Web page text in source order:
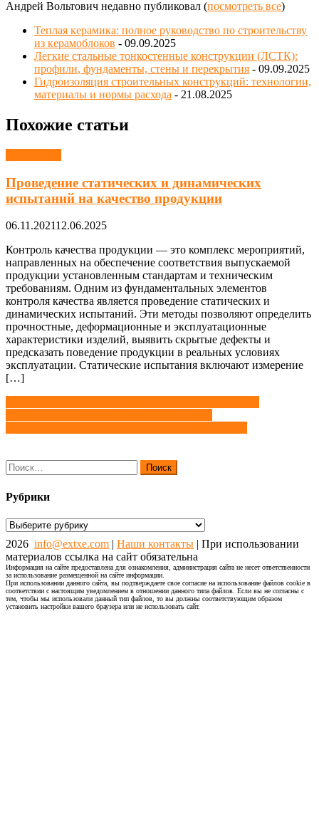
Андрей Вольтович недавно публиковал (посмотреть все)
Теплая керамика: полное руководство по строительству
из керамоблоков - 09.09.2025
Легкие стальные тонкостенные конструкции (ЛСТК):
профили, фундаменты, стены и перекрытия - 09.09.2025
Гидроизоляция строительных конструкций: технологии,
материалы и нормы расхода - 21.08.2025
Похожие статьи
Проведение статических и динамических
испытаний на качество продукции
06.11.202112.06.2025
Контроль качества продукции — это комплекс мероприятий,
направленных на обеспечение соответствия выпускаемой
продукции установленным стандартам и техническим
требованиям. Одним из фундаментальных элементов
контроля качества является проведение статических и
динамических испытаний. Эти методы позволяют определить
прочностные, деформационные и эксплуатационные
характеристики изделий, выявить скрытые дефекты и
предсказать поведение продукции в реальных условиях
эксплуатации. Статические испытания включают измерение
[…]
Навигация
по
Найти:
Рубрики
Рубрики
2026 info@extxe.com | Наши контакты | При использовании
материалов ссылка на сайт обязательна
Информация на сайте предоставлена для ознакомления, администрация сайта не несет ответственности
за использование размещенной на сайте информации.
При использовании данного сайта, вы подтверждаете свое согласие на использование файлов cookie в
соответствии с настоящим уведомлением в отношении данного типа файлов. Если вы не согласны с
тем, чтобы мы использовали данный тип файлов, то вы должны соответствующим образом
установить настройки вашего браузера или не использовать сайт.